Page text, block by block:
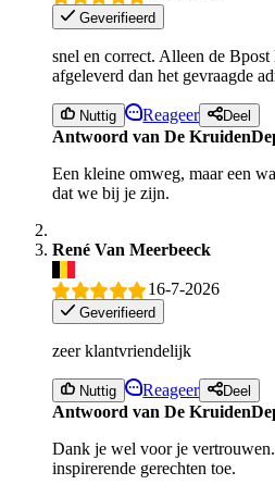
Geverifieerd
snel en correct. Alleen de
afgeleverd dan het gevraagde
Nuttig Reageer Deel
Antwoord van De
Een kleine omweg, maar een
dat we bij je zijn.
René Van Meerbeeck
16-7-2026
Geverifieerd
zeer klantvriendelijk
Nuttig Reageer Deel
Antwoord van De
Dank je wel voor je
inspirerende gerechten toe.